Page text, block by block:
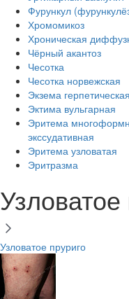
Фурункул
Хромомикоз
Хроническая
Чёрный акантоз
Чесотка
Чесотка норвежская
Экзема
Эктима вульгарная
Эритема
экссудативная
Эритема узловатая
Эритразма
Узловатое
Узловатое пруриго